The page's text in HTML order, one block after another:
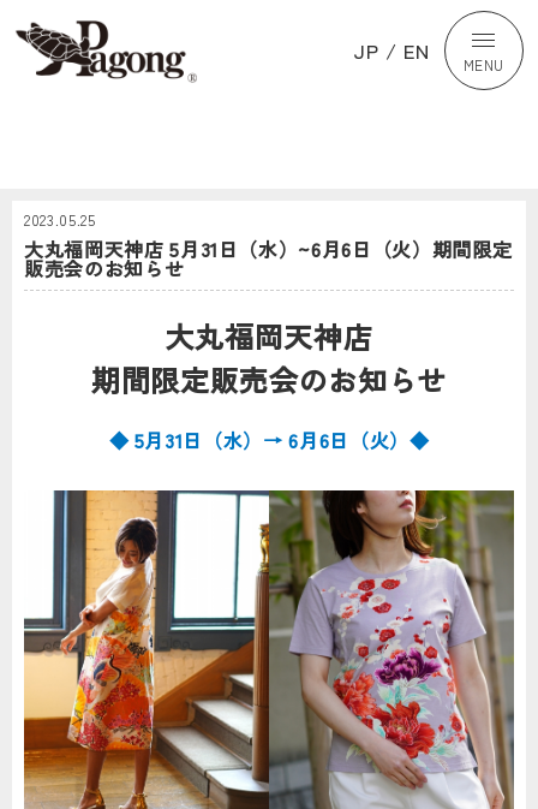
JP / EN MENU
2023.05.25
大丸福岡天神店 5月31日（水）~6月6日（火）期間限定
販売会のお知らせ
大丸福岡天神店
期間限定販売会のお知らせ
◆ 5月31日（水）→ 6月6日（火）◆